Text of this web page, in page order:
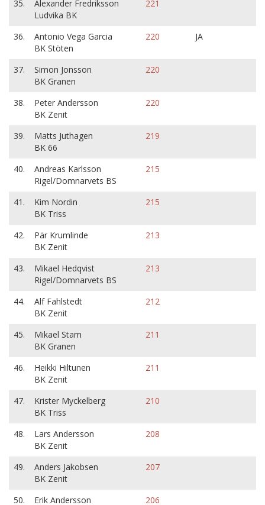
35.
Alexander Fredriksson
Ludvika BK
221
36.
Antonio Vega Garcia
BK Stöten
220 JA
37.
Simon Jonsson
BK Granen
220
38.
Peter Andersson
BK Zenit
220
39.
Matts Juthagen
BK 66
219
40.
Andreas Karlsson
Rigel/Domnarvets BS
215
41.
Kim Nordin
BK Triss
215
42.
Pär Krumlinde
BK Zenit
213
43.
Mikael Hedqvist
Rigel/Domnarvets BS
213
44.
Alf Fahlstedt
BK Zenit
212
45.
Mikael Stam
BK Granen
211
46.
Heikki Hiltunen
BK Zenit
211
47.
Krister Myckelberg
BK Triss
210
48.
Lars Andersson
BK Zenit
208
49.
Anders Jakobsen
BK Zenit
207
50.
Erik Andersson
206